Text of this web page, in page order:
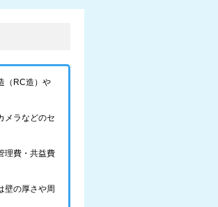
（RC造）や
メラなどのセ
理費・共益費
壁の厚さや周